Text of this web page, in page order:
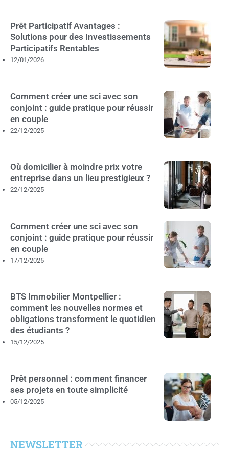
Prêt Participatif Avantages :
Solutions pour des Investissements
Participatifs Rentables
12/01/2026
Comment créer une sci avec son
conjoint : guide pratique pour réussir
en couple
22/12/2025
Où domicilier à moindre prix votre
entreprise dans un lieu prestigieux ?
22/12/2025
Comment créer une sci avec son
conjoint : guide pratique pour réussir
en couple
17/12/2025
BTS Immobilier Montpellier :
comment les nouvelles normes et
obligations transforment le quotidien
des étudiants ?
15/12/2025
Prêt personnel : comment financer
ses projets en toute simplicité
05/12/2025
NEWSLETTER